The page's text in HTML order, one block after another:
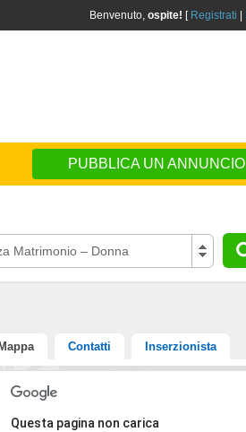
Benvenuto, ospite! [ Registrati
PUBBLICA UN ANNUNCIO
Matrimonio – Donna
Mappa Contatti Inserzionista
Ci dispiace, l'indirizzo non è stato trovato.
Questa pagina non carica